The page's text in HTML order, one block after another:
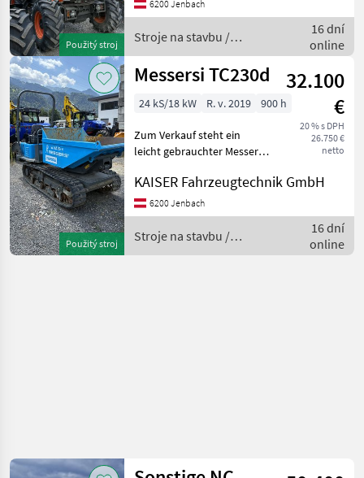
Použitý stroj
Dieselmotor 83, 5 kW / 114
PS DPF IIIB,
6200 Jenbach
Stroje na stavbu /
Ausa
16 dní
online
Použitý stroj
Messersi TC230d
32.100
€
20 % s DPH
26.750 €
netto
24 kS/18 kW R. v. 2019 900 h
Zum Verkauf steht ein
leicht gebrauchter Messersi
Jahre 2019 mit 900 Std.
Kubota Diesel 25 PS
Überrollbügel klappbar
Drehbare Mulde Gummir
KAISER Fahrzeugtechnik GmbH
6200 Jenbach
Stroje na stavbu /
Messersi
16 dní
online